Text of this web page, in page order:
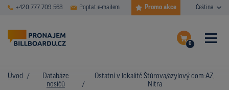
+420 777 709 568 Poptat e-mailem Promo akce Čeština
0
Dokončit poptávku
ČASTÉ DOTAZY
Úvod
Databáze
nosičů
Ostatní v lokalitě Štúrova/azylový dom-AZ,
Nitra